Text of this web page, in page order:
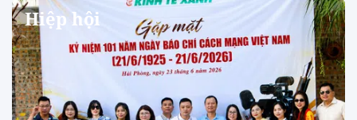
Hiệp hội